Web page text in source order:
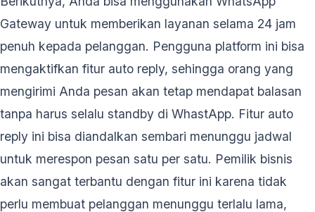
Gateway untuk memberikan layanan selama 24 jam
penuh kepada pelanggan. Pengguna platform ini bisa
mengaktifkan fitur auto reply, sehingga orang yang
mengirimi Anda pesan akan tetap mendapat balasan
tanpa harus selalu standby di WhastApp. Fitur auto
reply ini bisa diandalkan sembari menunggu jadwal
untuk merespon pesan satu per satu. Pemilik bisnis
akan sangat terbantu dengan fitur ini karena tidak
perlu membuat pelanggan menunggu terlalu lama,